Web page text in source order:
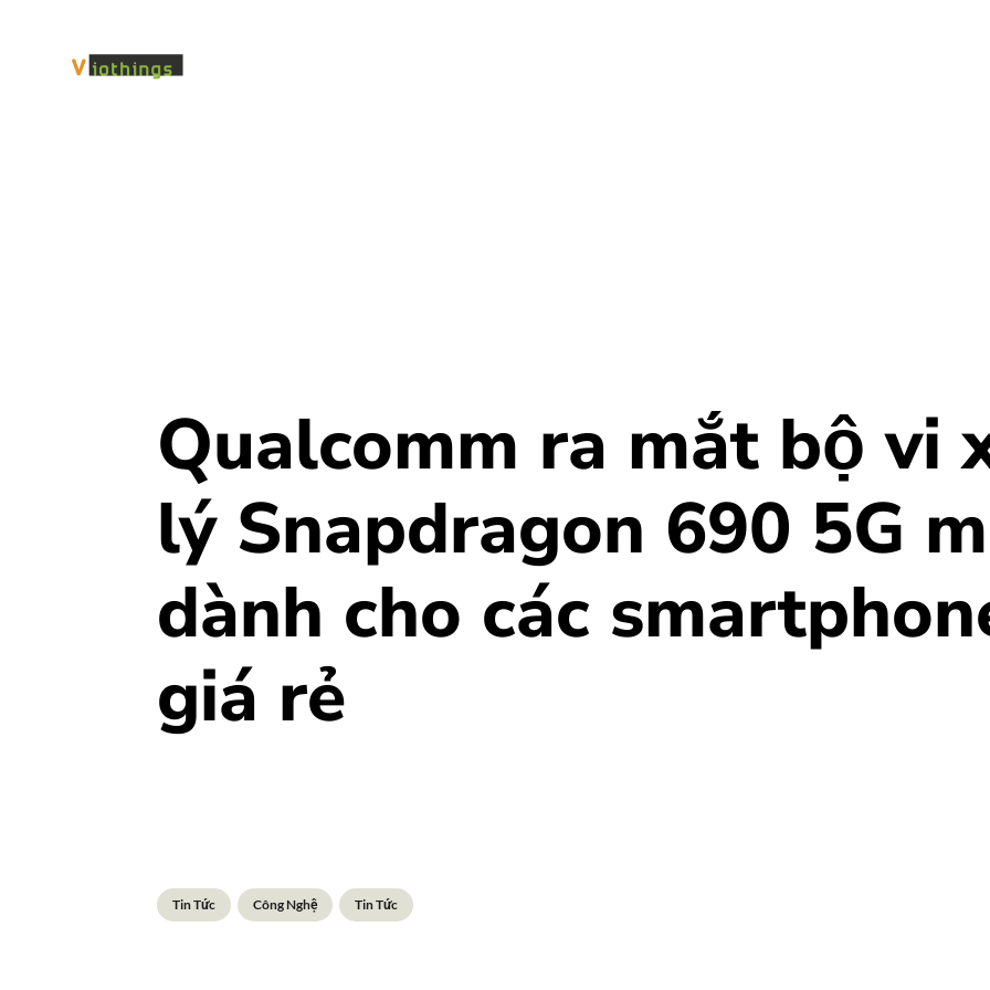
Qualcomm ra mắt bộ vi
lý Snapdragon 690 5G
dành cho các
giá rẻ
Tin Tức Công Nghệ Tin Tức